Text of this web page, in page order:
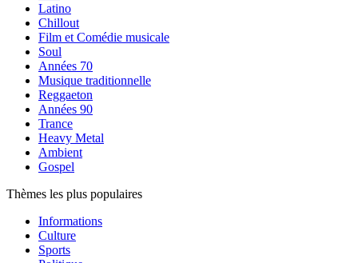
Latino
Chillout
Film et Comédie musicale
Soul
Années 70
Musique traditionnelle
Reggaeton
Années 90
Trance
Heavy Metal
Ambient
Gospel
Thèmes les plus populaires
Informations
Culture
Sports